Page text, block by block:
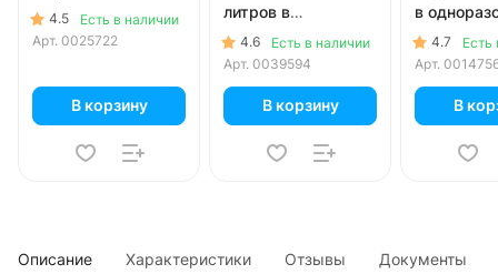
4.5
Есть в наличии
Арт. 0025722
В корзину
литров в
одноразовой таре
4.6
Есть в наличии
Арт. 0039594
В корзину
в
4.7
Есть
Арт.
В
Описание Характеристики Отзывы Документы